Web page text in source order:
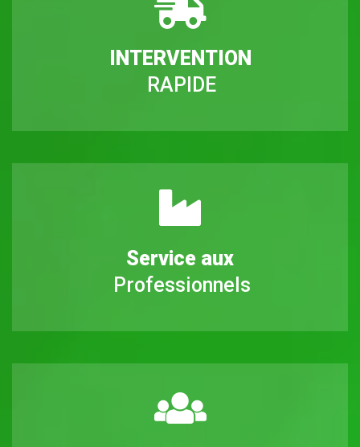
INTERVENTION
RAPIDE
Service aux
Professionnels